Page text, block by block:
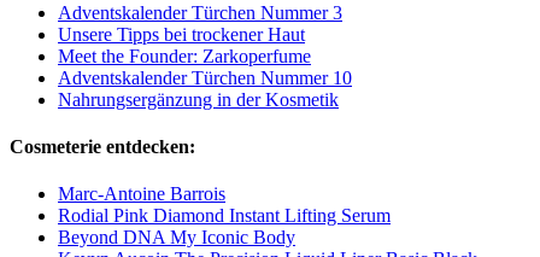
Adventskalender Türchen Nummer 3
Unsere Tipps bei trockener Haut
Meet the Founder: Zarkoperfume
Adventskalender Türchen Nummer 10
Nahrungsergänzung in der Kosmetik
Cosmeterie entdecken:
Marc-Antoine Barrois
Rodial Pink Diamond Instant Lifting Serum
Beyond DNA My Iconic Body